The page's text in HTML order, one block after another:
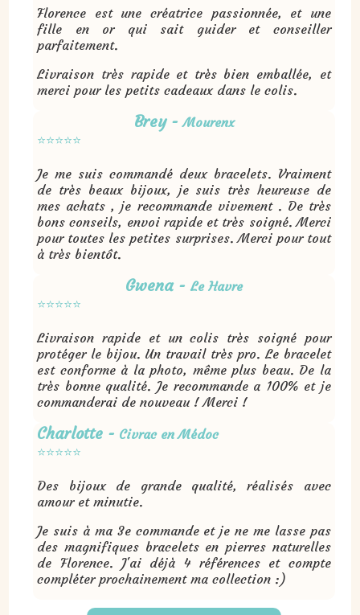
Florence est une créatrice passionnée, et une
fille en or qui sait guider et conseiller
parfaitement.
Livraison très rapide et très bien emballée, et
merci pour les petits cadeaux dans le colis.
Brey -Mourenx
⭐⭐⭐⭐⭐
Je me suis commandé deux bracelets. Vraiment
de très beaux bijoux, je suis très heureuse de
mes achats , je recommande vivement . De très
bons conseils, envoi rapide et très soigné. Merci
pour toutes les petites surprises. Merci pour tout
à très bientôt.
Gwena- Le Havre
⭐⭐⭐⭐⭐
Livraison rapide et un colis très soigné pour
protéger le bijou. Un travail très pro. Le bracelet
est conforme à la photo, même plus beau. De la
très bonne qualité. Je recommande a 100% et je
commanderai de nouveau ! Merci !
Charlotte - Civrac en Médoc
⭐⭐⭐⭐⭐
Des bijoux de grande qualité, réalisés avec
amour et minutie.
Je suis à ma 3e commande et je ne me lasse pas
des magnifiques bracelets en pierres naturelles
de Florence. J'ai déjà 4 références et compte
compléter prochainement ma collection :)